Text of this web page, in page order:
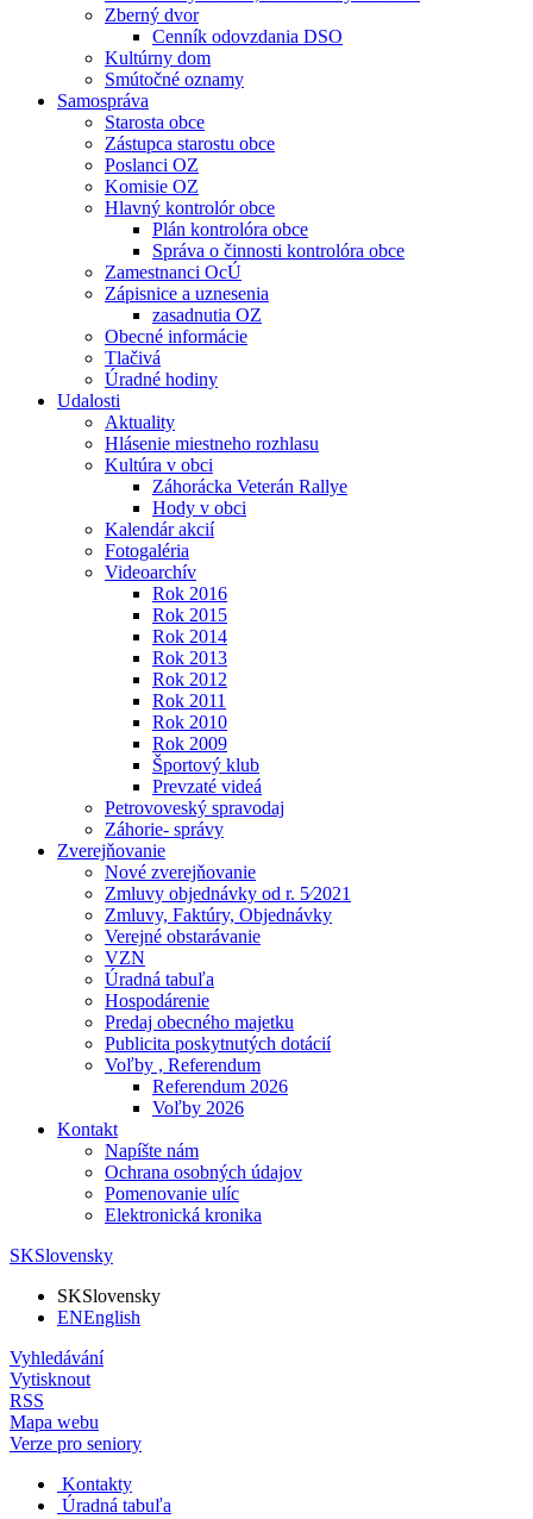
Zberný dvor
Cenník odovzdania DSO
Kultúrny dom
Smútočné oznamy
Samospráva
Starosta obce
Zástupca starostu obce
Poslanci OZ
Komisie OZ
Hlavný kontrolór obce
Plán kontrolóra obce
Správa o činnosti kontrolóra obce
Zamestnanci OcÚ
Zápisnice a uznesenia
zasadnutia OZ
Obecné informácie
Tlačivá
Úradné hodiny
Udalosti
Aktuality
Hlásenie miestneho rozhlasu
Kultúra v obci
Záhorácka Veterán Rallye
Hody v obci
Kalendár akcií
Fotogaléria
Videoarchív
Rok 2016
Rok 2015
Rok 2014
Rok 2013
Rok 2012
Rok 2011
Rok 2010
Rok 2009
Športový klub
Prevzaté videá
Petrovoveský spravodaj
Záhorie- správy
Zverejňovanie
Nové zverejňovanie
Zmluvy objednávky od r. 5⁄2021
Zmluvy, Faktúry, Objednávky
Verejné obstarávanie
VZN
Úradná tabuľa
Hospodárenie
Predaj obecného majetku
Publicita poskytnutých dotácií
Voľby , Referendum
Referendum 2026
Voľby 2026
Kontakt
Napíšte nám
Ochrana osobných údajov
Pomenovanie ulíc
Elektronická kronika
SKSlovensky
SKSlovensky
ENEnglish
Vyhledávání
Vytisknout
RSS
Mapa webu
Verze pro seniory
Kontakty
Úradná tabuľa